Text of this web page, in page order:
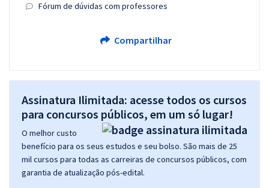
Fórum de dúvidas com professores
Compartilhar
Assinatura Ilimitada: acesse todos os cursos
para concursos públicos, em um só lugar!
O melhor custo
benefício para os seus estudos e seu bolso. São mais de 25
mil cursos para todas as carreiras de concursos públicos, com
garantia de atualização pós-edital.